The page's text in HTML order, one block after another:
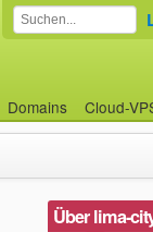
Domains Cloud-
Über lima-